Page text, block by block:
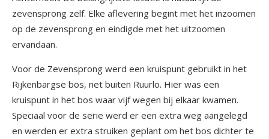
zevensprong zelf. Elke aflevering begint met het inzoomen
op de zevensprong en eindigde met het uitzoomen
ervandaan.
Voor de Zevensprong werd een kruispunt gebruikt in het
Rijkenbargse bos, net buiten Ruurlo. Hier was een
kruispunt in het bos waar vijf wegen bij elkaar kwamen.
Speciaal voor de serie werd er een extra weg aangelegd
en werden er extra struiken geplant om het bos dichter te